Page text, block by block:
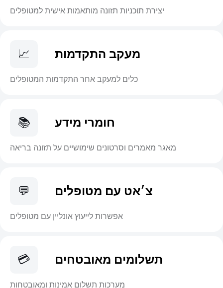
יצירת תוכניות תזונה מותאמות אישית למטופלים
📈 מעקב התקדמות
כלים למעקב אחר התקדמות המטופלים
📚 חומרי מידע
מאגר מאמרים וסרטונים שימושיים על תזונה בריאה
💬 צ׳אט עם מטופלים
אפשרות לייעוץ אונליין עם מטופלים
💳 תשלומים מאובטחים
מערכות תשלום אמינות ומאובטחות